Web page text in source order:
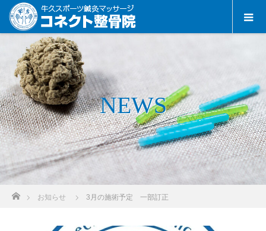
NEWS
ホーム
お知らせ 3月の施術予定 一部訂正